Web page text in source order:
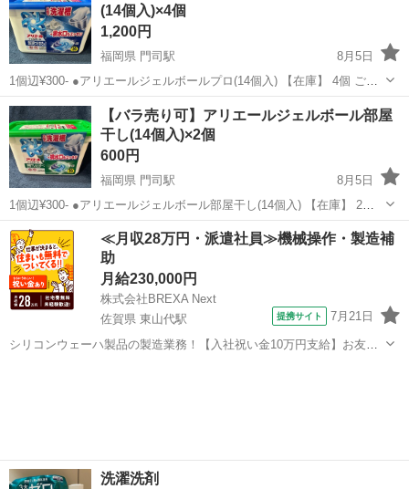
(14個入)×4個
1,200円
福岡県 門司駅
8月5日
1個辺¥300- ●アリエールジェルボールプロ(14個入) 【在庫】 4個 ご閲
覧ありがとうございます。
福岡 北九州市 門司駅 洗濯用品
【バラ売り可】アリエールジェルボール部屋
干し(14個入)×2個
600円
福岡県 門司駅
8月5日
1個辺¥300- ●アリエールジェルボール部屋干し(14個入) 【在庫】 2個
ご閲覧ありがとうございます。
福岡 北九州市 門司駅 洗濯用品 ジェルボール
≪月収28万円・派遣社員≫機械操作・製造補
助
月給230,000円
株式会社BREXA Next
佐賀県 東山代駅
提携サイト 7月21日
シリコンウェーハ製品の製造業務！【入社祝い金10万円支給】お友達
洗濯洗剤